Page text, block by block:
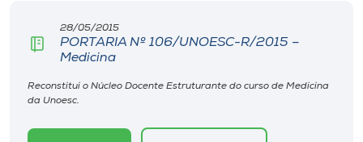
Biblioteca
Editora
Rádio
28/05/2015
PORTARIA Nº 106/UNOESC-R/2015 –
Medicina
Reconstitui o Núcleo Docente Estruturante do curso de Medicina
da Unoesc.